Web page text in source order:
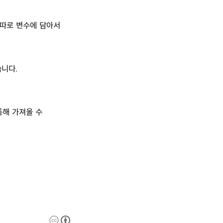
로 변수에 담아서
다.
가져올 수